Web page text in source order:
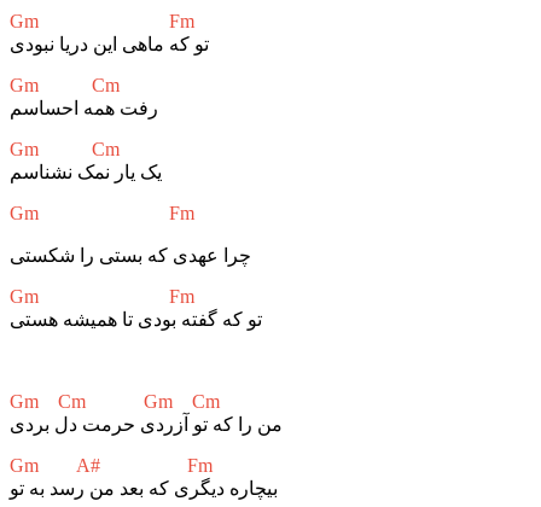
Gm Fm
تو که ماهی این دریا نبودی
Gm Cm
رفت همه احساسم
Gm Cm
یک یار نمک نشناسم
Gm Fm
چرا عهدی که بستی را شکستی
Gm Fm
تو که گفته بودی تا همیشه هستی
Gm Cm Gm Cm
من را که تو آزردی حرمت دل بردی
Gm A# Fm
بیچاره دیگری که بعد من رسد به تو